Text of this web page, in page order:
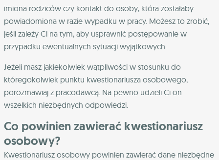
imiona rodziców czy kontakt do osoby, która zostałaby
powiadomiona w razie wypadku w pracy. Możesz to zrobić,
jeśli zależy Ci na tym, aby usprawnić postępowanie w
przypadku ewentualnych sytuacji wyjątkowych.
Jeżeli masz jakiekolwiek wątpliwości w stosunku do
któregokolwiek punktu kwestionariusza osobowego,
porozmawiaj z pracodawcą. Na pewno udzieli Ci on
wszelkich niezbędnych odpowiedzi.
Co powinien zawierać kwestionariusz
osobowy?
Kwestionariusz osobowy powinien zawierać dane niezbędne